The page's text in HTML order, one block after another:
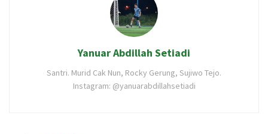
Yanuar Abdillah Setiadi
Santri. Murid Cak Nun, Rocky Gerung, Sujiwo Tejo.
Instagram: @yanuarabdillahsetiadi